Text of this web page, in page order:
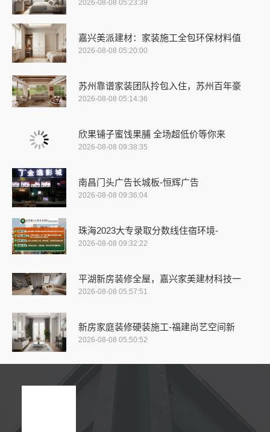
2026-08-08 05:23:39
嘉兴美派建材：家装施工全包环保材料值
2026-08-08 05:20:00
苏州靠谱家装团队拎包入住，苏州百年豪
2026-08-08 05:14:36
欣果铺子蜜饯果脯 全场超低价等你来
2026-08-08 09:38:35
南昌门头广告长城板-恒辉广告
2026-08-08 09:36:04
珠海2023大专录取分数线住宿环境-
2026-08-08 09:32:22
平湖新房装修全屋，嘉兴家美建材科技一
2026-08-08 05:57:51
新房家庭装修硬装施工-福建尚艺空间新
2026-08-08 05:50:52